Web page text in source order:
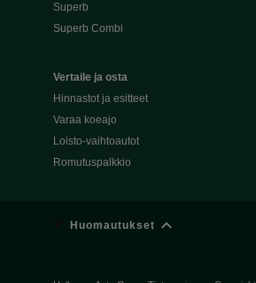
Superb
Superb Combi
Vertaile ja osta
Hinnastot ja esitteet
Varaa koeajo
Loisto-vaihtoautot
Romutuspalkkio
Huomautukset